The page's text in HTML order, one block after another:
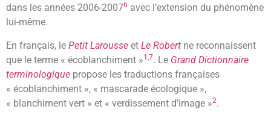
dans les années 2006-20076 avec l’extension du phénomène
lui-même.
En français, le Petit Larousse et Le Robert ne reconnaissent
que le terme « écoblanchiment »1 7. Le Grand Dictionnaire
terminologique propose les traductions françaises
« écoblanchiment », « mascarade écologique »,
« blanchiment vert » et « verdissement d’image »2.